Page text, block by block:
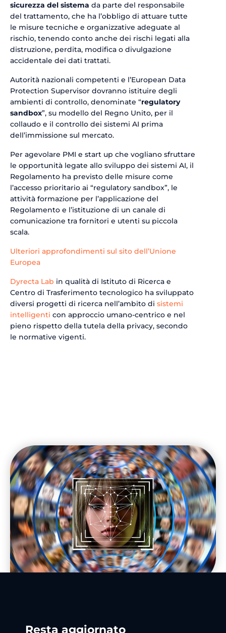
sicurezza del sistema da parte del responsabile
del trattamento, che ha l’obbligo di attuare tutte
le misure tecniche e organizzative adeguate al
rischio, tenendo conto anche dei rischi legati alla
distruzione, perdita, modifica o divulgazione
accidentale dei dati trattati.
Autorità nazionali competenti e l’European Data
Protection Supervisor dovranno istituire degli
ambienti di controllo, denominate “regulatory
sandbox”, su modello del Regno Unito, per il
collaudo e il controllo dei sistemi AI prima
dell’immissione sul mercato.
Per agevolare PMI e start up che vogliano sfruttare
le opportunità legate allo sviluppo dei sistemi AI, il
Regolamento ha previsto delle misure come
l’accesso prioritario ai “regulatory sandbox”, le
attività formazione per l’applicazione del
Regolamento e l’istituzione di un canale di
comunicazione tra fornitori e utenti su piccola
scala.
Ulteriori approfondimenti sul sito dell’Unione
Europea
Dyrecta Lab in qualità di Istituto di Ricerca e
Centro di Trasferimento tecnologico ha sviluppato
diversi progetti di ricerca nell’ambito di sistemi
intelligenti con approccio umano-centrico e nel
pieno rispetto della tutela della privacy, secondo
le normative vigenti.
Resta aggiornato